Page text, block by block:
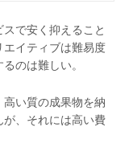
で安く抑えること
イティブは難易度
のは難しい。
い質の成果物を納
、それには高い費